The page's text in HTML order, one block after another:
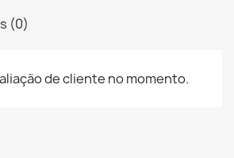
(0)
de cliente no momento.